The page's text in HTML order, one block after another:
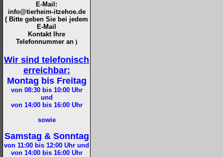
E-Mail:
info@tierheim-itzehoe.de
( Bitte geben Sie bei jedem
E-Mail
Kontakt Ihre
Telefonnummer an )
Wir sind telefonisch
erreichbar:
Montag bis Freitag
von 08:30 bis 10:00Uhr
und
von 14:00 bis 16:00Uhr
sowie
Samstag & Sonntag
von 11:00 bis 12:00 Uhr und
von 14:00 bis 16:00Uhr